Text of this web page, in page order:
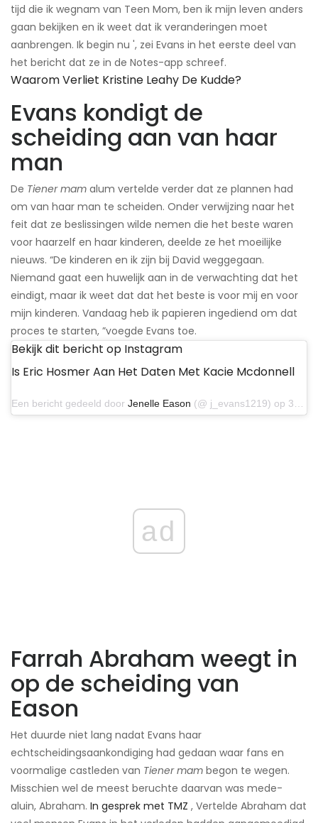
tijd die ik wegnam van Teen Mom, ben ik mijn leven anders
gaan bekijken en ik weet dat ik veranderingen moet
aanbrengen. Ik begin nu ', zei Evans in het eerste deel van
het bericht dat ze in de Notes-app schreef.
Waarom Verliet Kristine Leahy De Kudde?
Evans kondigt de
scheiding aan van haar
man
De Tiener mam alum vertelde verder dat ze plannen had
om van haar man te scheiden. Onder verwijzing naar het
feit dat ze beslissingen wilde nemen die het beste waren
voor haarzelf en haar kinderen, deelde ze het moeilijke
nieuws. “De kinderen en ik zijn bij David weggegaan.
Niemand gaat een huwelijk aan in de verwachting dat het
eindigt, maar ik weet dat dat het beste is voor mij en voor
mijn kinderen. Vandaag heb ik papieren ingediend om dat
proces te starten, ”voegde Evans toe.
Bekijk dit bericht op Instagram
Is Eric Hosmer Aan Het Daten Met Kacie Mcdonnell
Een bericht gedeeld door Jenelle Eason (@ j_evans1219) op 31 oktober 2019 om 9:29 uur PDT
ad
Farrah Abraham weegt in
op de scheiding van
Eason
Het duurde niet lang nadat Evans haar
echtscheidingsaankondiging had gedaan waar fans en
voormalige castleden van Tiener mam begon te wegen.
Misschien wel de meest beruchte daarvan was mede-
aluin, Abraham. In gesprek met TMZ , Vertelde Abraham dat